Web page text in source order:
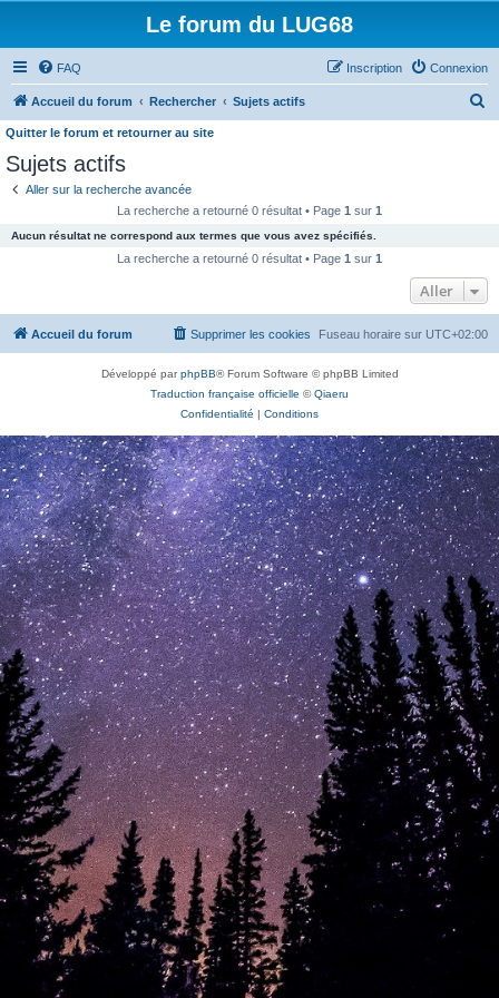
Le forum du LUG68
FAQ Connexion
Inscription
Accueil du forum Rechercher Sujets actifs
e
r
Quitter le forum et retourner au site
Sujets actifs
Aller sur la recherche avancée
La recherche a retourné 0 résultat • Page 1 sur 1
Aucun résultat ne correspond aux termes que vous avez spécifiés.
La recherche a retourné 0 résultat • Page 1 sur 1
Aller
Accueil du forum Fuseau horaire sur UTC+02:00
Supprimer les cookies
Développé parphpBB® Forum Software © phpBB Limited
Traduction française officielle ©Qiaeru
Confidentialité | Conditions